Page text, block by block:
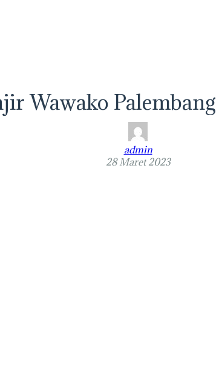
Wawako
admin
28 Maret 2023